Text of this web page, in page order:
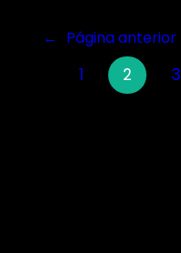
← Página anterior
1 2 3